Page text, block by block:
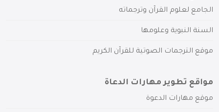
الجامع لعلوم القرآن وترجماته
السنة النبوية وعلومها
موقع الترجمات الصوتية للقرآن الكريم
مواقع تطوير مهارات الدعاة
موقع مهارات الدعوة